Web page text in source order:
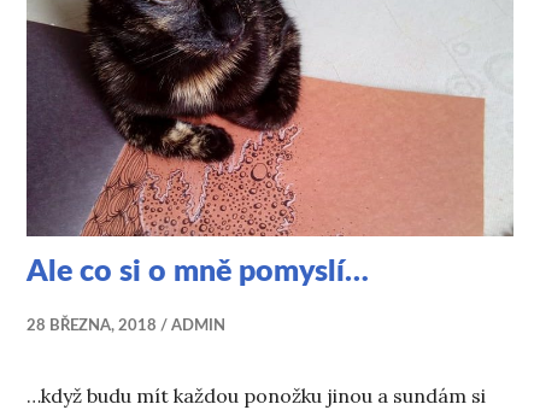
Ale co si o mně pomyslí…
28 BŘEZNA, 2018 ADMIN
…když budu mít každou ponožku jinou a sundám si